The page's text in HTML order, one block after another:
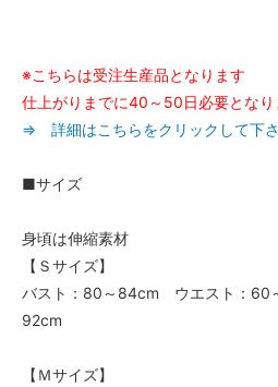
※こちらは受注生産品となります
仕上がりまでに40～50日必要となり
⇒ 詳細はこちらをクリックして下
■サイズ
身頃は伸縮素材
【Ｓサイズ】
バスト：80～84cm ウエスト：60
92cm
【Ｍサイズ】